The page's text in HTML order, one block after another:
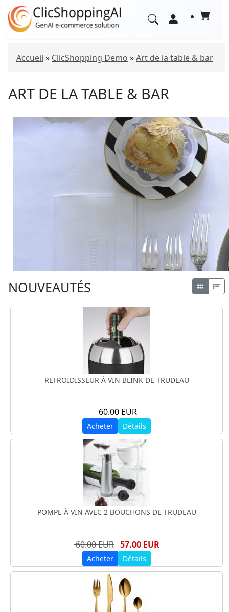
Accueil » ClicShopping Demo »Art de la table & bar
ART DE LA TABLE & BAR
NOUVEAUTÉS
REFROIDISSEUR À VIN BLINK DE TRUDEAU
60.00 EUR
Acheter Détails
POMPE À VIN AVEC 2 BOUCHONS DE TRUDEAU
60.00 EUR 57.00 EUR
Acheter Détails